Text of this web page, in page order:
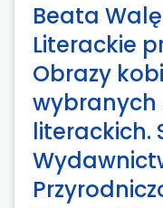
Beata
Literackie
Obrazy
literackich.